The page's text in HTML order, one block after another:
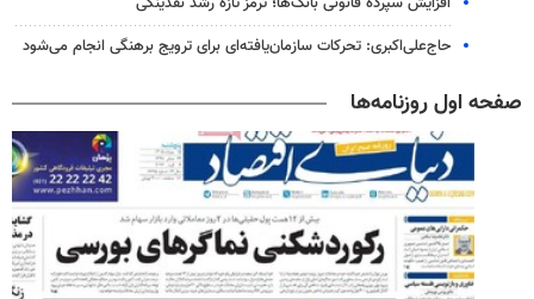
حاج‌علی‌اکبری: تحرکات سازمان‌یافته‌ای برای ترویج برهنگی انجام می‌شود
صفحه اول روزنامه‌ها